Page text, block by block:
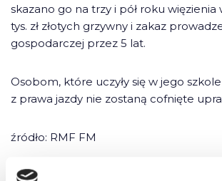
skazano go na trzy i pół roku więzienia
tys. zł złotych grzywny i zakaz
gospodarczej przez 5 lat.
Osobom, które uczyły się w jego
z prawa jazdy nie zostaną cofnięte
źródło: RMF FM